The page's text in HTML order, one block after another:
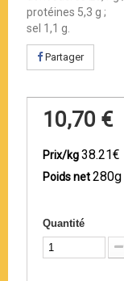
protéines 5,3 g ;
sel 1,1 g.
Partager
10,70 €
Prix/kg38.21€
Poids net280g
Quantité